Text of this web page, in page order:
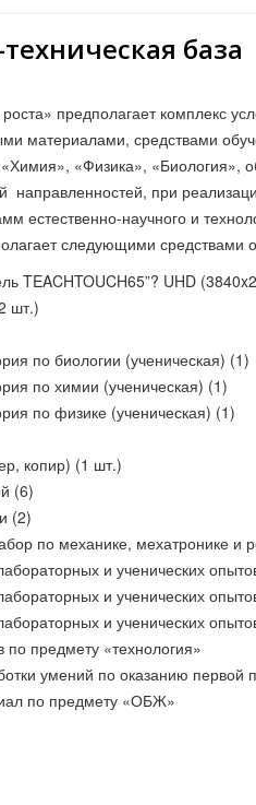
база
предполагает комплекс
материалами, средствами
«Физика», «Биология»,
направленностей, при
естественно-научного и
следующими средствами
TEACHTOUCH65”? UHD
шт.)
по биологии (ученическая) (1)
по химии (ученическая) (1)
по физике (ученическая) (1)
копир) (1 шт.)
(6)
(2)
по механике, мехатронике и
и ученических
и ученических
и ученических
по предмету «технология»
умений по оказанию
по предмету «ОБЖ»